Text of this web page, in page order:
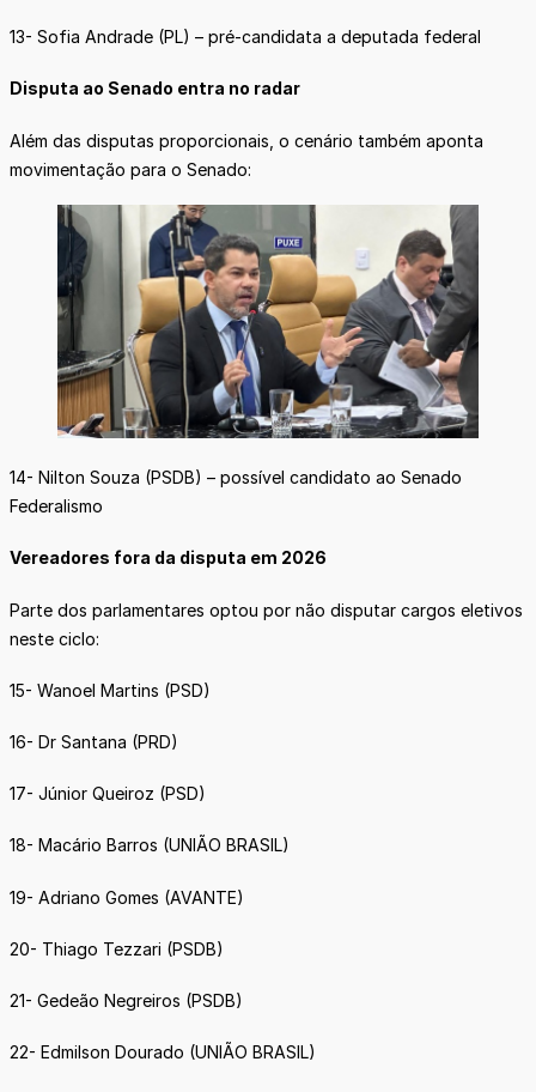
13- Sofia Andrade (PL) – pré-candidata a deputada federal
Disputa ao Senado entra no radar
Além das disputas proporcionais, o cenário também aponta
movimentação para o Senado:
14- Nilton Souza (PSDB) – possível candidato ao Senado
Federalismo
Vereadores fora da disputa em 2026
Parte dos parlamentares optou por não disputar cargos eletivos
neste ciclo:
15- Wanoel Martins (PSD)
16- Dr Santana (PRD)
17- Júnior Queiroz (PSD)
18- Macário Barros (UNIÃO BRASIL)
19- Adriano Gomes (AVANTE)
20- Thiago Tezzari (PSDB)
21- Gedeão Negreiros (PSDB)
22- Edmilson Dourado (UNIÃO BRASIL)